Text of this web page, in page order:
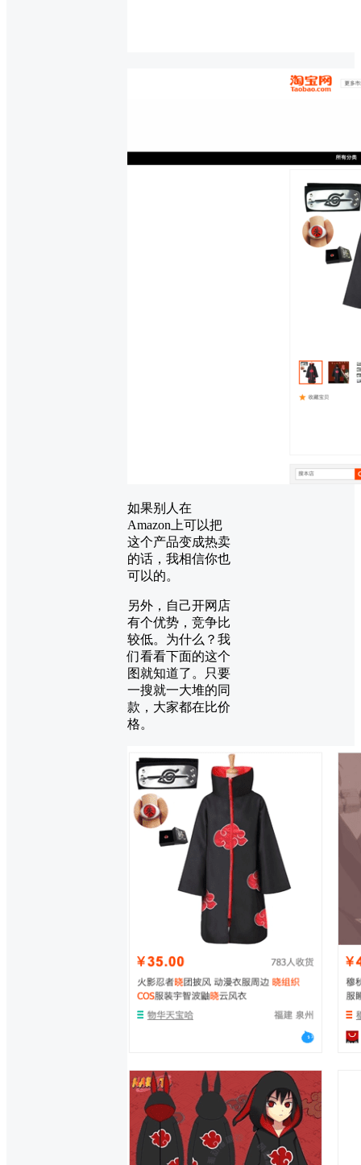
如果别人在
Amazon上可以把
这个产品变成热卖
的话，我相信你也
可以的。
另外，自己开网店
有个优势，竞争比
较低。为什么？我
们看看下面的这个
图就知道了。只要
一搜就一大堆的同
款，大家都在比价
格。